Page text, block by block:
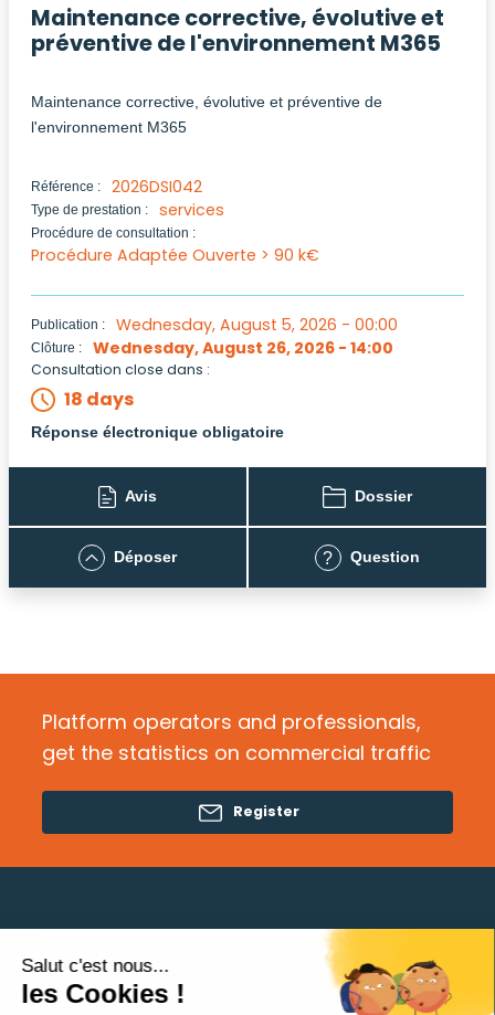
Salut c'est nous...
les Cookies !
Maintenance corrective, évolutive et
préventive de l'environnement M365
Maintenance corrective, évolutive et préventive de
l'environnement M365
Référence : 2026DSI042
Type de prestation : services
Procédure de consultation :
Procédure Adaptée Ouverte > 90 k€
Publication : Wednesday, August 5, 2026 - 00:00
Clôture : Wednesday, August 26, 2026 - 14:00
Consultation close dans :
18 days
Réponse électronique obligatoire
Avis Dossier
Déposer ? Question
Platform operators and professionals,
get the statistics on commercial traffic
Register
Need help?